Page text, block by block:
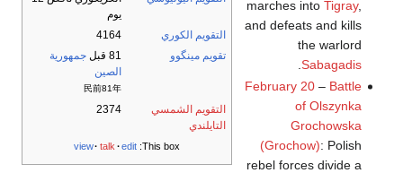
يوم
التقويم الكوري
4164
تقويم مينگوو
81 قبل
جمهورية
الصين
民前81年
التقويم الشمسي
التايلندي
2374
This box:
view talk edit
marches into Tigray,
and defeats and kills
the warlord
Sabagadis
February 20– Battle
of Olszynka
Grochowska
(Grochow): Polish
rebel forces divide a